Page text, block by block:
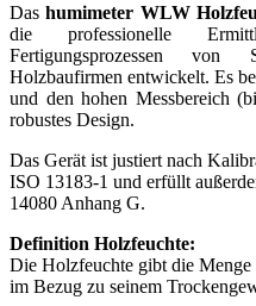
Dashumimeter WLW
die professionelle
Fertigungsprozessen von
Holzbaufirmen entwickelt. Es
und den hohen Messbereich
robustes Design.
Das Gerät ist justiert nach
ISO 13183-1 und erfüllt
14080 Anhang G.
Definition Holzfeuchte:
Die Holzfeuchte gibt die
im Bezug zu seinem